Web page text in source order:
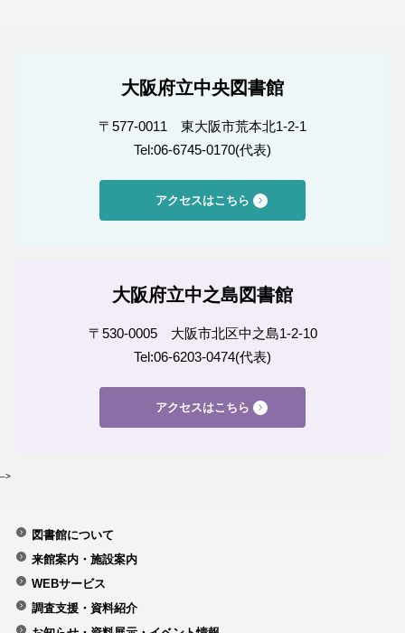
大阪府立中央図書館
〒577-0011 東大阪市荒本北1-2-1
Tel:06-6745-0170(代表)
アクセスはこちら
大阪府立中之島図書館
〒530-0005 大阪市北区中之島1-2-10
Tel:06-6203-0474(代表)
アクセスはこちら
–>
図書館について
来館案内・施設案内
WEBサービス
調査支援・資料紹介